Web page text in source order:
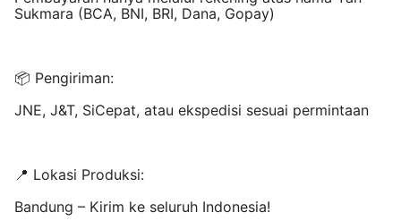
Sukmara (BCA, BNI, BRI, Dana, Gopay)
📦 Pengiriman:
JNE, J&T, SiCepat, atau ekspedisi sesuai permintaan
📍 Lokasi Produksi:
Bandung – Kirim ke seluruh Indonesia!